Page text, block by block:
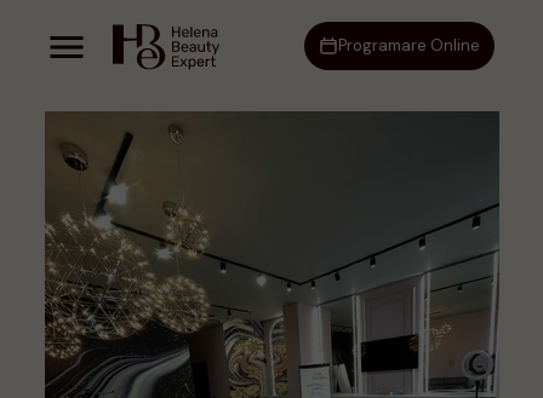
Programare Online